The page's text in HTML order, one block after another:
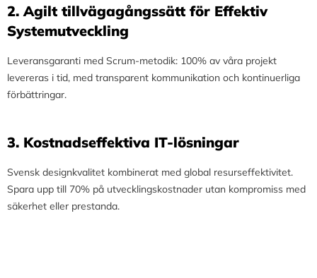
2.⁠ ⁠Agilt tillvägagångssätt för Effektiv
Systemutveckling
Leveransgaranti med Scrum-metodik: 100% av våra projekt
levereras i tid, med transparent kommunikation och kontinuerliga
förbättringar.
3.⁠ ⁠Kostnadseffektiva IT-lösningar
Svensk designkvalitet kombinerat med global resurseffektivitet.
Spara upp till 70% på utvecklingskostnader utan kompromiss med
säkerhet eller prestanda.